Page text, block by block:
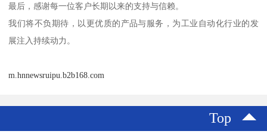
最后，感谢每一位客户长期以来的支持与信赖。
我们将不负期待，以更优质的产品与服务，为工业自动化行业的发
展注入持续动力。
m.hnnewsruipu.b2b168.com
Top